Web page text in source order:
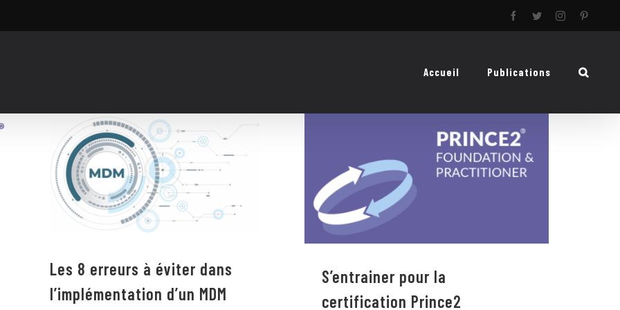
FacebookTwitterInstagram
Accueil Publications
Les 8 erreurs à éviter dans
l’implémentation d’un MDM
Les 8 erreurs à éviter dans
l’implémentation d’un MDM
S’entrainer pour la certification
Prince2
S’entrainer pour la
certification Prince2